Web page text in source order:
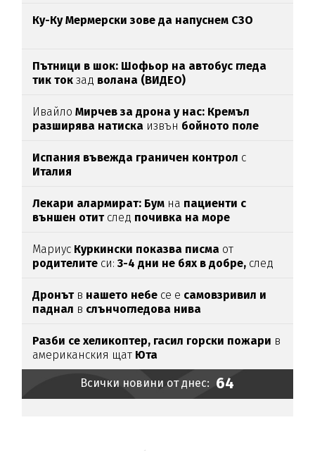
Ку-Ку Мермерски зове да напуснем СЗО
Пътници в шок: Шофьор на автобус гледа
тик ток зад волана (ВИДЕО)
ИвайлоМирчев за дрона у нас: Кремъл
разширява натиска извън бойното поле
Испания въвежда граничен контрол с
Италия
Лекари алармират: Бум на пациенти с
външен отитслед почивка на море
Мариус Куркински показва писма от
родителите си:3-4 дни не бях в добре, след
Дронътв нашето небе се е самовзривил и
паднал в слънчогледова нива
Разби се хеликоптер, гасил горски пожари в
американския щат Юта
Всички новини от днес: 64